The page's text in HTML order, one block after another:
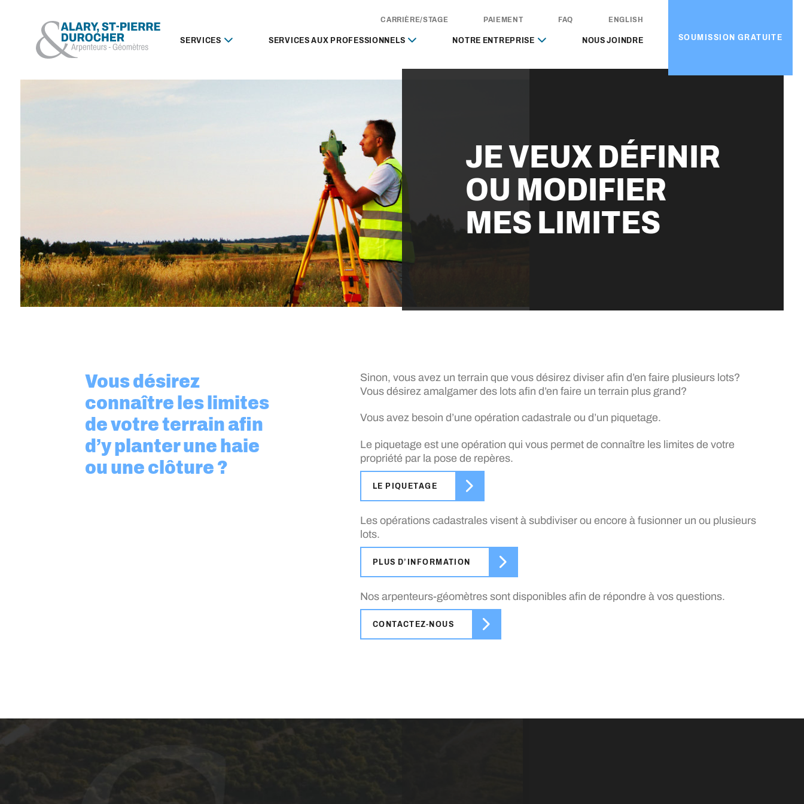
CARRIÈRE/STAGE PAIEMENT FAQ ENGLISH
SERVICES SERVICES AUX PROFESSIONNELS NOTRE ENTREPRISE NOUS JOINDRE SOUMISSION GRATUITE
JE VEUX DÉFINIR
OU MODIFIER
MES LIMITES
Vous désirez
connaître les limites
de votre terrain afin
d’y planter une haie
ou une clôture ?
Sinon, vous avez un terrain que vous désirez diviser afin d’en faire plusieurs lots?
Vous désirez amalgamer des lots afin d’en faire un terrain plus grand?
Vous avez besoin d’une opération cadastrale ou d’un piquetage.
Le piquetage est une opération qui vous permet de connaître les limites de votre
propriété par la pose de repères.
LE PIQUETAGE
Les opérations cadastrales visent à subdiviser ou encore à fusionner un ou plusieurs
lots.
PLUS D’INFORMATION
Nos arpenteurs-géomètres sont disponibles afin de répondre à vos questions.
CONTACTEZ-NOUS